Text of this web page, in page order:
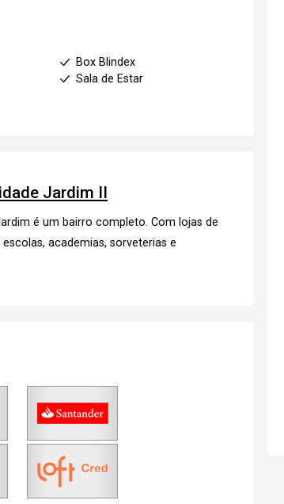
Box Blindex
Sala de Estar
Jardim II
é um bairro completo. Com lojas de
academias, sorveterias e